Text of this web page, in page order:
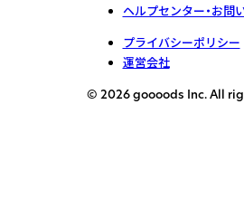
ヘルプセンター・お問
プライバシーポリシー
運営会社
© 2026 goooods Inc. All